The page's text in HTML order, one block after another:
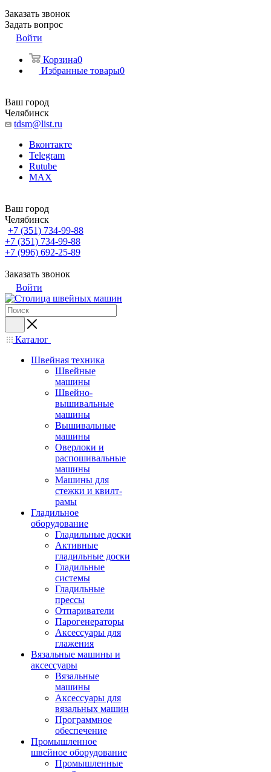
Заказать звонок
Задать вопрос
Войти
Корзина0
Избранные товары0
Ваш город
Челябинск
tdsm@list.ru
Вконтакте
Telegram
Rutube
MAX
Ваш город
Челябинск
+7 (351) 734-99-88
+7 (351) 734-99-88
+7 (996) 692-25-89
Заказать звонок
Войти
Каталог
Швейная техника
Швейные
машины
Швейно-
вышивальные
машины
Вышивальные
машины
Оверлоки и
распошивальные
машины
Машины для
стежки и квилт-
рамы
Гладильное
оборудование
Гладильные доски
Активные
гладильные доски
Гладильные
системы
Гладильные
прессы
Отпариватели
Парогенераторы
Аксессуары для
глажения
Вязальные машины и
аксессуары
Вязальные
машины
Аксессуары для
вязальных машин
Программное
обеспечение
Промышленное
швейное оборудование
Промышленные